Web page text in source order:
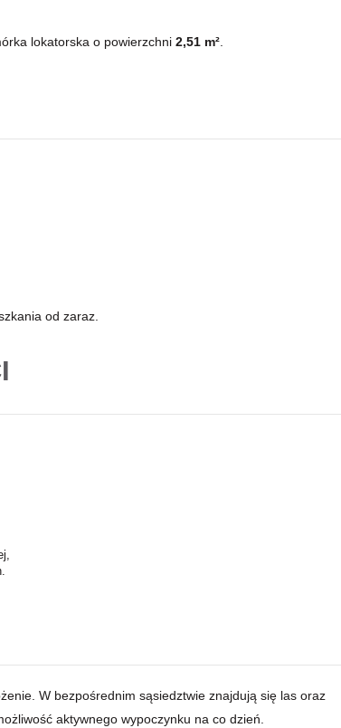
lokatorska o powierzchni 2,51 m²
od zaraz.
W bezpośrednim sąsiedztwie znajdują się las oraz
aktywnego wypoczynku na co dzień.